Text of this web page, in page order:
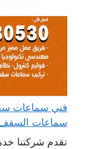
سماعات السقف
تقدم شركتنا